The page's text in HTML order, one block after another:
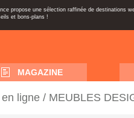
propose une sélection raffinée de destinations
et bons-plans !
MAGAZINE
ligne / MEUBLES